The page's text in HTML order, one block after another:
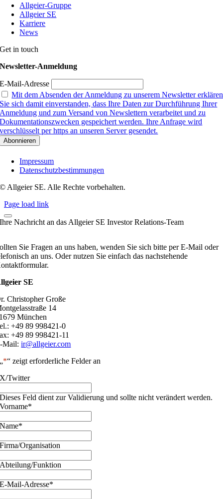
Allgeier-Gruppe
Allgeier SE
Karriere
News
Get in touch
Newsletter-Anmeldung
E-Mail-Adresse
Mit dem Absenden der Anmeldung zu unserem Newsletter erklären
Sie sich damit einverstanden, dass Ihre Daten zur Durchführung Ihrer
Anmeldung und zum Versand von Newslettern verarbeitet und zu
Dokumentationszwecken gespeichert werden. Ihre Anfrage wird
verschlüsselt per https an unseren Server gesendet.
Impressum
Datenschutzbestimmungen
© Allgeier SE. Alle Rechte vorbehalten.
Page load link
Ihre Nachricht an das Allgeier SE Investor Relations-Team
Sie Fragen an uns haben, wenden Sie sich bitte per E-Mail oder
an uns. Oder nutzen Sie einfach das nachstehende
SE
Christopher Große
14
München
+49 89 998421-0
+49 89 998421-11
Mail:ir@allgeier.com
„*“ zeigt erforderliche Felder an
X/Twitter
Dieses Feld dient zur Validierung und sollte nicht verändert werden.
Vorname*
Name*
Firma/Organisation
Abteilung/Funktion
E-Mail-Adresse*